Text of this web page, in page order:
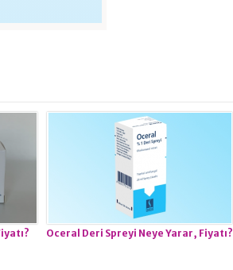
Oceral Deri Spreyi Neye Yarar, Fiyatı?